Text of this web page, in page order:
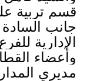
قسم تربية
جانب السادة
الإدارية
وأعضاء
مديري